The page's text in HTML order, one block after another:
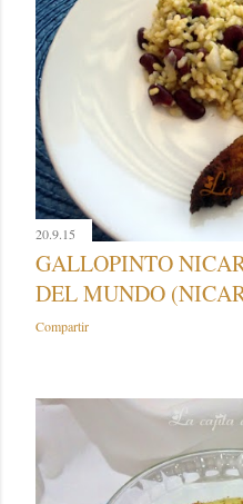
20.9.15
GALLOPINTO
DEL MUNDO
Compartir